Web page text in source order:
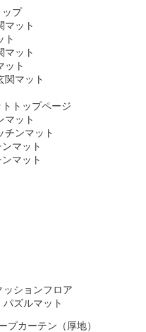
ップ
マット
ト
マット
ット
関マット
トップページ
マット
チンマット
マット
マット
ッションフロア
ズルマット
プカーテン（厚地）